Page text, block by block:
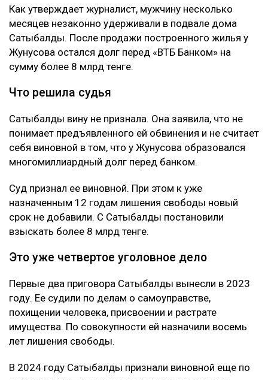
Как утверждает журналист, мужчину несколько
месяцев незаконно удерживали в подвале дома
Сатыбалды. После продажи построенного жилья у
Жунусова остался долг перед «ВТБ Банком» на
сумму более 8 млрд тенге.
Что решила судья
Сатыбалды вину не признала. Она заявила, что не
понимает предъявленного ей обвинения и не считает
себя виновной в том, что у Жунусова образовался
многомиллиардный долг перед банком.
Суд признал ее виновной. При этом к уже
назначенным 12 годам лишения свободы новый
срок не добавили. С Сатыбалды постановили
взыскать более 8 млрд тенге.
Это уже четвертое уголовное дело
Первые два приговора Сатыбалды вынесли в 2023
году. Ее судили по делам о самоуправстве,
похищении человека, присвоении и растрате
имущества. По совокупности ей назначили восемь
лет лишения свободы.
В 2024 году Сатыбалды признали виновной еще по